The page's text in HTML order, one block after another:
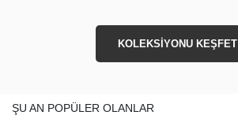
KOLEKSİYONU KEŞFET
ŞU AN POPÜLER OLANLAR